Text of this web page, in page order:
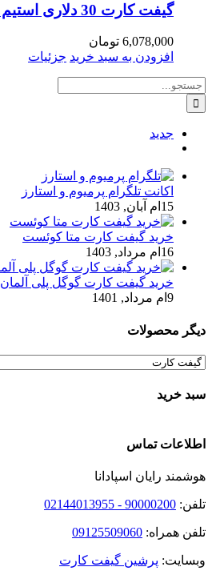
گیفت کارت 30 دلاری استیم steam گلوبال
6,078,000 تومان
افزودن به سبد خرید جزئیات
جستجو
برای:
جدید
اکانت تلگرام پرمیوم و استارز
15ام آبان, 1403
خرید گیفت کارت متا کوئست
16ام مرداد, 1403
خرید گیفت کارت گوگل پلی آلمان
9ام مرداد, 1401
دیگر محصولات
سبد خرید
اطلاعات تماس
هوشمند رایان اسپادانا
تلفن: 90000200 - 02144013955
تلفن همراه: 09125509060
وبسایت: پرشین گیفت کارت